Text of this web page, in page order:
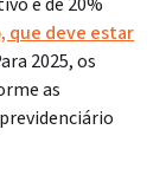
que deve estar
2025, os
as